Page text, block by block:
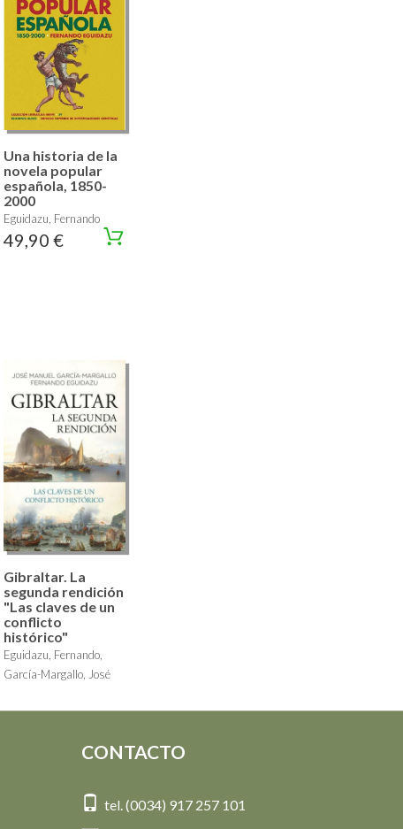
Una historia de la
novela popular
española, 1850-
2000
Eguidazu, Fernando
49,90 €
Gibraltar. La
segunda rendición
"Las claves de un
conflicto
histórico"
Eguidazu, Fernando,
García-Margallo, José
19,00 €
CONTACTO
tel. (0034) 917 257 101